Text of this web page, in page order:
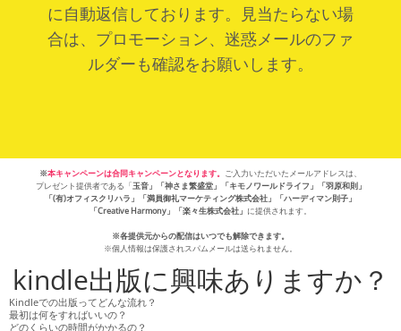
に自動返信しております。見当たらない場
合は、プロモーション、迷惑メールのファ
ルダーも確認をお願いします。
※本キャンペーンは合同キャンペーンとなります。 ご入力いただいたメールアドレスは、
プレゼント提供者である 「玉音」「神さま繁盛堂」「キモノワールドライフ」「羽原和則」
「(有)オフィスクリハラ」「満員御礼マーケティング株式会社」「ハーディマン則子」
「Creative Harmony」「楽々生株式会社」 に提供されます。
※各提供元からの配信はいつでも解除できます。
※個人情報は保護されスパムメールは送られません。
kindle出版に興味ありますか？
Kindleでの出版ってどんな流れ？
最初は何をすればいいの？
どのくらいの時間がかかるの？